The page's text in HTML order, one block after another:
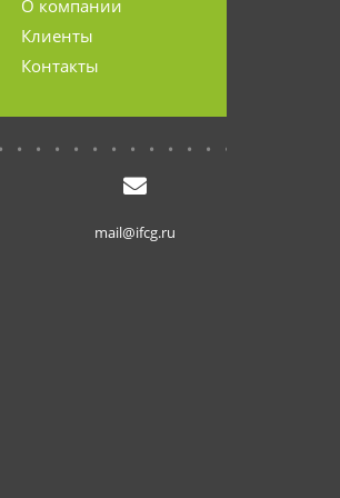
О компании
Клиенты
Контакты
mail@ifcg.ru